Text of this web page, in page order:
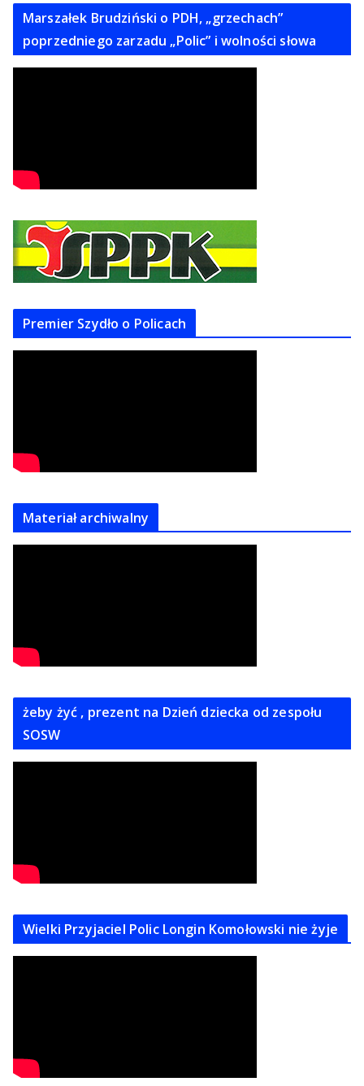
Marszałek Brudziński o PDH, „grzechach”
poprzedniego zarzadu „Polic” i wolności słowa
Premier Szydło o Policach
Materiał archiwalny
żeby żyć , prezent na Dzień dziecka od zespołu
SOSW
Wielki Przyjaciel Polic Longin Komołowski nie żyje